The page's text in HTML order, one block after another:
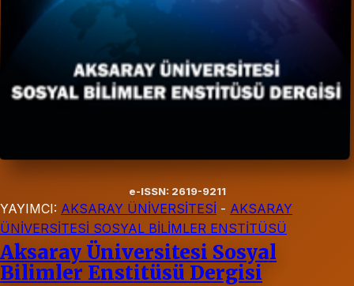
e-ISSN: 2619-9211
YAYIMCI: AKSARAY ÜNİVERSİTESİ - AKSARAY
ÜNİVERSİTESİ SOSYAL BİLİMLER ENSTİTÜSÜ
Aksaray Üniversitesi Sosyal
Bilimler Enstitüsü Dergisi